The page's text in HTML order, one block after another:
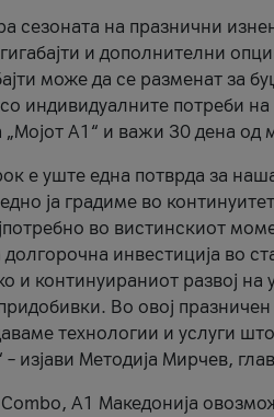
сезоната на празнични
и дополнителни
може да се разменат за
индивидуалните потреби
А1“ и важи 30 дена од
е уште една потврда за
ја градиме во
во вистинскиот
инвестиција во
и континуираниот развој на
Во овој
технологии и услуги
изјави Методија Мирчев,
А1 Македонија